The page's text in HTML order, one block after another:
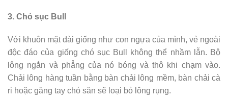
3. Chó sục Bull
Với khuôn mặt dài giống như con ngựa của mình, vẻ ngoài
độc đáo của giống chó sục Bull không thể nhầm lẫn. Bộ
lông ngắn và phẳng của nó bóng và thô khi chạm vào.
Chải lông hàng tuần bằng bàn chải lông mềm, bàn chải cà
ri hoặc găng tay chó săn sẽ loại bỏ lông rụng.